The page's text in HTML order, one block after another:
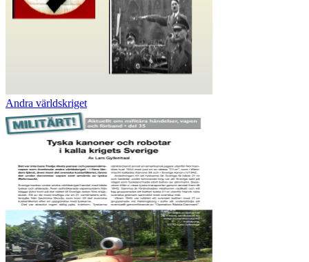
Andra världskriget